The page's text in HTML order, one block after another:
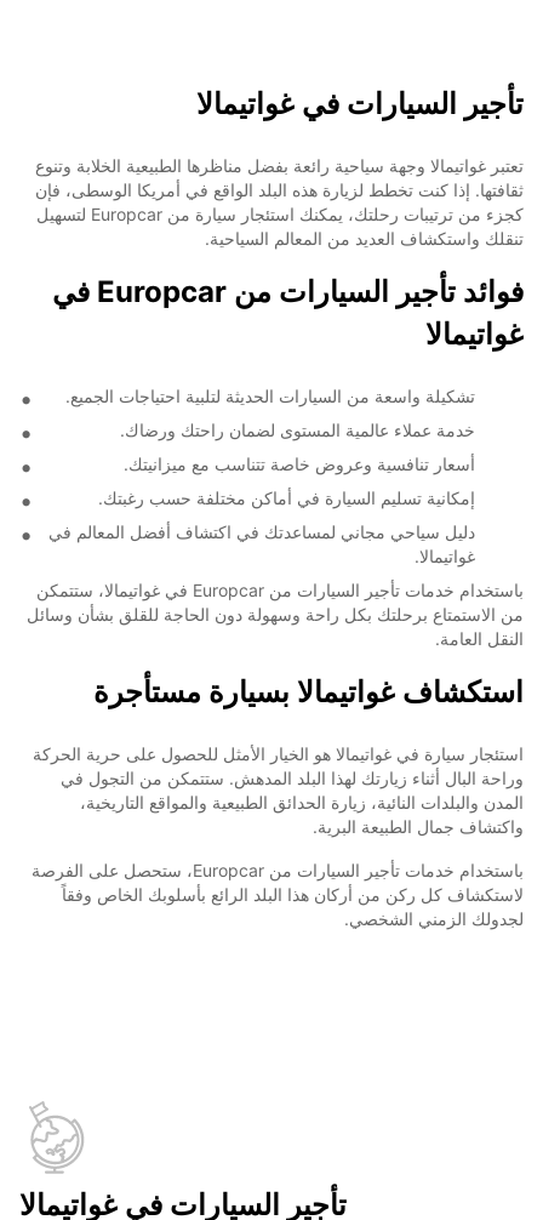
تأجير السيارات في غواتيمالا
تعتبر غواتيمالا وجهة سياحية رائعة بفضل مناظرها الطبيعية الخلابة وتنوع
ثقافتها. إذا كنت تخطط لزيارة هذه البلد الواقع في أمريكا الوسطى، فإن
كجزء من ترتيبات رحلتك، يمكنك استئجار سيارة من Europcar لتسهيل
تنقلك واستكشاف العديد من المعالم السياحية.
فوائد تأجير السيارات من Europcar في
غواتيمالا
تشكيلة واسعة من السيارات الحديثة لتلبية احتياجات الجميع.
خدمة عملاء عالمية المستوى لضمان راحتك ورضاك.
أسعار تنافسية وعروض خاصة تتناسب مع ميزانيتك.
إمكانية تسليم السيارة في أماكن مختلفة حسب رغبتك.
دليل سياحي مجاني لمساعدتك في اكتشاف أفضل المعالم في
غواتيمالا.
باستخدام خدمات تأجير السيارات من Europcar في غواتيمالا، ستتمكن
من الاستمتاع برحلتك بكل راحة وسهولة دون الحاجة للقلق بشأن وسائل
النقل العامة.
استكشاف غواتيمالا بسيارة مستأجرة
استئجار سيارة في غواتيمالا هو الخيار الأمثل للحصول على حرية الحركة
وراحة البال أثناء زيارتك لهذا البلد المدهش. ستتمكن من التجول في
المدن والبلدات النائية، زيارة الحدائق الطبيعية والمواقع التاريخية،
واكتشاف جمال الطبيعة البرية.
باستخدام خدمات تأجير السيارات من Europcar، ستحصل على الفرصة
لاستكشاف كل ركن من أركان هذا البلد الرائع بأسلوبك الخاص وفقاً
لجدولك الزمني الشخصي.
تأجير السيارات في غواتيمالا